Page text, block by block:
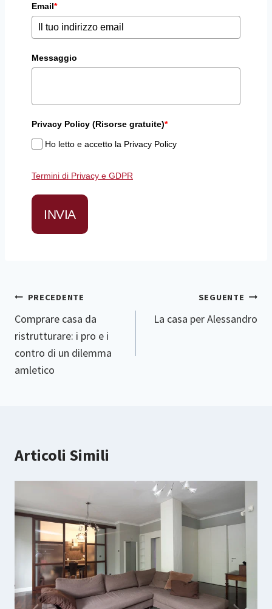
Email*
Messaggio
Privacy Policy (Risorse gratuite)*
Ho letto e accetto la Privacy Policy
Termini di Privacy e GDPR
INVIA
Navigazione
Articoli
PRECEDENTE
Comprare casa da
ristrutturare: i pro e i
contro di un dilemma
amletico
SEGUENTE
La casa per Alessandro
Articoli Simili